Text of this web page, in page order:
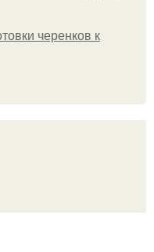
черенков к